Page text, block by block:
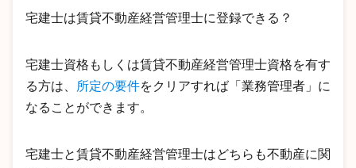
宅建士は賃貸不動産経営管理士に登録できる？
宅建士資格もしくは賃貸不動産経営管理士資格を有す
る方は、
所定の要件をクリアすれば「業務管理者」に
なることができます。
宅建士と賃貸不動産経営管理士はどちらも不動産に関